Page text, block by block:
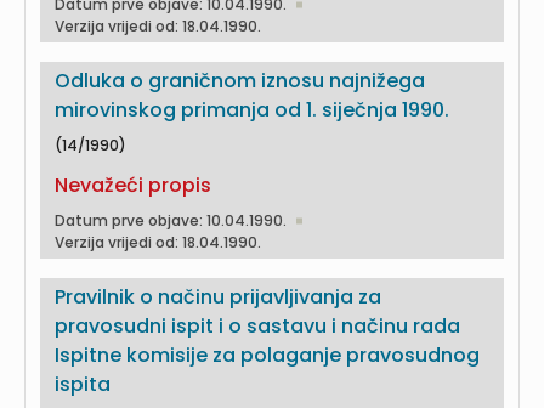
Datum prve objave: 10.04.1990.
Verzija vrijedi od: 18.04.1990.
Odluka o graničnom iznosu najnižega
mirovinskog primanja od 1. siječnja 1990.
(14/1990)
Nevažeći propis
Datum prve objave: 10.04.1990.
Verzija vrijedi od: 18.04.1990.
Pravilnik o načinu prijavljivanja za
pravosudni ispit i o sastavu i načinu rada
Ispitne komisije za polaganje pravosudnog
ispita